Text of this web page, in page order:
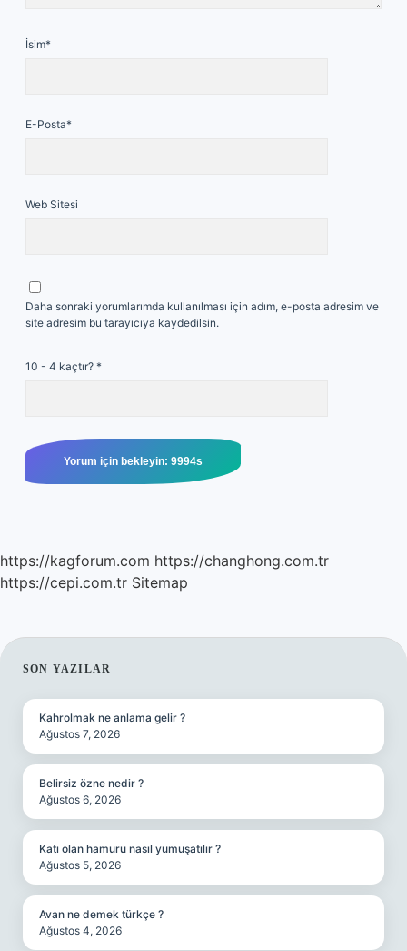
İsim*
E-Posta*
Web Sitesi
Daha sonraki yorumlarımda kullanılması için adım, e-posta adresim ve
site adresim bu tarayıcıya kaydedilsin.
10 - 4 kaçtır? *
https://kagforum.com https://changhong.com.tr
https://cepi.com.tr Sitemap
SIDEBAR
SON YAZILAR
Kahrolmak ne anlama gelir ?
Ağustos 7, 2026
Belirsiz özne nedir ?
Ağustos 6, 2026
Katı olan hamuru nasıl yumuşatılır ?
Ağustos 5, 2026
Avan ne demek türkçe ?
Ağustos 4, 2026